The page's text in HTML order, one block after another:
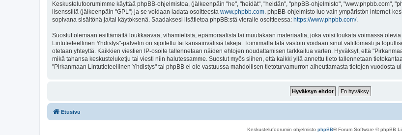
Keskustelufoorumimme käyttää phpBB-ohjelmistoa, (jälkeenpäin "he", "heidät", "heidän", "phpBB-ohjelmisto", "www.phpbb.com",
lisenssillä (jälkeenpäin "GPL") ja se voidaan ladata osoitteesta www.phpbb.com. phpBB-ohjelmisto luo vain ympäristön internet-
sopivana sisältönä ja/tai käytöksenä. Saadaksesi lisätietoa phpBB:stä vieraile osoitteessa: https://www.phpbb.com/.
Suostut olemaan esittämättä loukkaavaa, vihamielistä, epämoraalista tai muutakaan materiaalia, joka voisi loukata voimassa
Lintutieteellinen Yhdistys"-palvelin on sijoitettu tai kansainvälisiä lakeja. Toimimalla tätä vastoin voidaan sinut välittömästi ja
otetaan yhteyttä. Kaikkien viestien IP-osoite tallennetaan näiden ehtojen noudattamisen tarkkailua varten. Hyväksyt, että
mikä tahansa keskusteluketju tai viesti niin halutessamme. Suostut myös siihen, että kaikki yllä annettu tieto tallennetaan
"Pirkanmaan Lintutieteellinen Yhdistys" tai phpBB ei ole vastuussa mahdollisen tietoturvamurron aiheuttamasta tietojen vuodosta
Etusivu
Keskustelufoorumin ohjelmisto phpBB® Forum Software © phpBB